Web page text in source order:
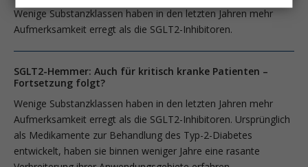
Wenige Substanzklassen haben in den letzten Jahren mehr
Aufmerksamkeit erregt als die SGLT2-Inhibitoren.
SGLT2-Hemmer: Auch für kritisch kranke Patienten –
Fortsetzung folgt?
Wenige Substanzklassen haben in den letzten Jahren mehr
Aufmerksamkeit erregt als die SGLT2-Inhibitoren. Ursprünglich
als Medikamente zur Behandlung des Typ-2-Diabetes
entwickelt, haben sie binnen weniger Jahre eine rasante